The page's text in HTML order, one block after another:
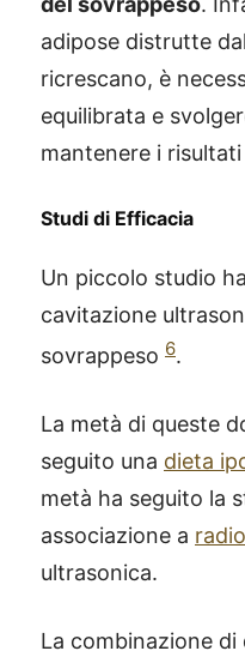
adipose distrutte
ricrescano, è
equilibrata e
mantenere i
Studi di Efficacia
Un piccolo studio
cavitazione
sovrappeso 6.
La metà di queste
seguito una dieta
metà ha seguito la
associazione a
ultrasonica.
La combinazione